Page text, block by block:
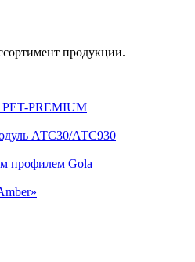
продукции.
PREMIUM
АТС30/АТС930
профилем Gola